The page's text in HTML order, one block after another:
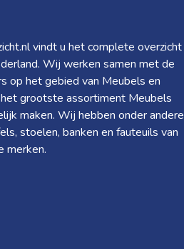
vindt u het complete overzicht
Wij werken samen met de
op het gebied van Meubels en
grootste assortiment Meubels
maken. Wij hebben onder andere
stoelen, banken en fauteuils van
merken.